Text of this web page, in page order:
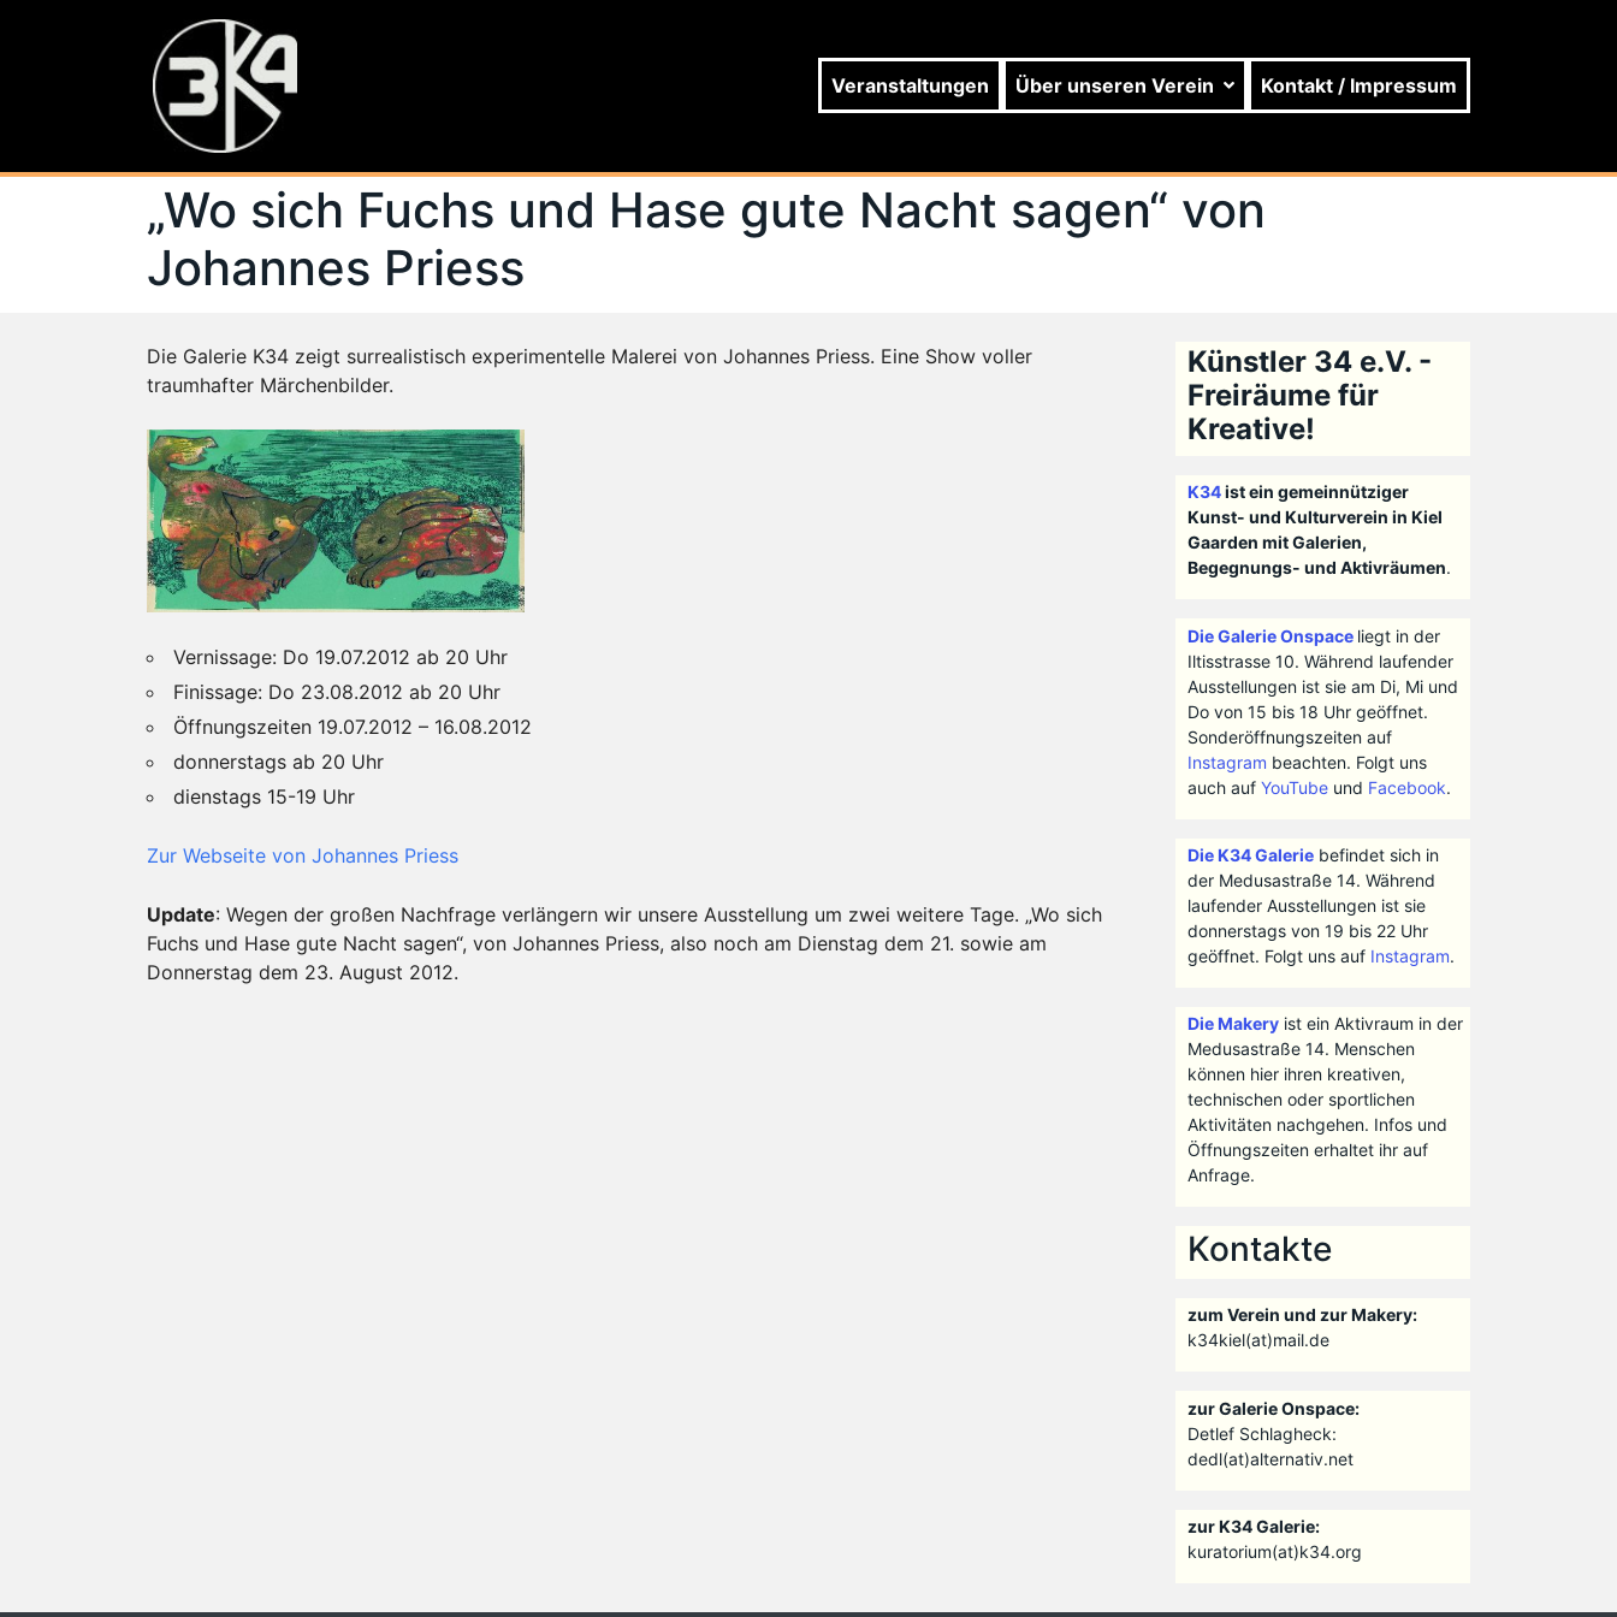
Veranstaltungen Über unseren Verein Kontakt / Impressum
„Wo sich Fuchs und Hase gute Nacht sagen“ von
Johannes Priess
Die Galerie K34 zeigt surrealistisch experimentelle Malerei von Johannes Priess. Eine Show voller
traumhafter Märchenbilder.
Vernissage: Do 19.07.2012 ab 20 Uhr
Finissage: Do 23.08.2012 ab 20 Uhr
Öffnungszeiten 19.07.2012 – 16.08.2012
donnerstags ab 20 Uhr
dienstags 15-19 Uhr
Zur Webseite von Johannes Priess
Update: Wegen der großen Nachfrage verlängern wir unsere Ausstellung um zwei weitere Tage. „Wo sich
Fuchs und Hase gute Nacht sagen“, von Johannes Priess, also noch am Dienstag dem 21. sowie am
Donnerstag dem 23. August 2012.
Künstler 34 e.V. -
Freiräume für
Kreative!
K34ist ein gemeinnütziger
Kunst- und Kulturverein in Kiel
Gaarden mit Galerien,
Begegnungs- und Aktivräumen.
Die Galerie Onspace liegt in der
Iltisstrasse 10. Während laufender
Ausstellungen ist sie am Di, Mi und
Do von 15 bis 18 Uhr geöffnet.
Sonderöffnungszeiten auf
Instagram beachten. Folgt uns
auch auf YouTubeund Facebook.
Die K34 Galeriebefindet sich in
der Medusastraße 14. Während
laufender Ausstellungen ist sie
donnerstags von 19 bis 22 Uhr
geöffnet. Folgt uns auf Instagram.
Die Makeryist ein Aktivraum in der
Medusastraße 14. Menschen
können hier ihren kreativen,
technischen oder sportlichen
Aktivitäten nachgehen. Infos und
Öffnungszeiten erhaltet ihr auf
Anfrage.
Kontakte
zum Verein und zur Makery:
k34kiel(at)mail.de
zur Galerie Onspace:
Detlef Schlagheck:
dedl(at)alternativ.net
zur K34 Galerie:
kuratorium(at)k34.org